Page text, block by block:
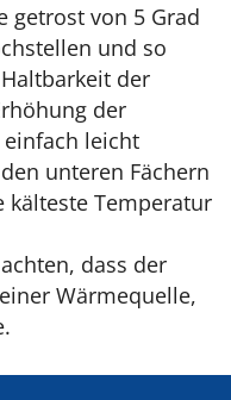
getrost von 5 Grad
und so
der
der
leicht
unteren Fächern
kälteste Temperatur
dass der
Wärmequelle,